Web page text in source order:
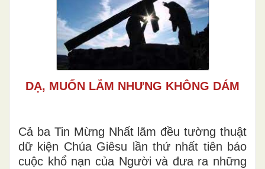
DẠ, MUỐN LẮM NHƯNG KHÔNG DÁM
Cả ba Tin Mừng Nhất lãm đều tường thuật
dữ kiện Chúa Giêsu lần thứ nhất tiên báo
cuộc khổ nạn của Người và đưa ra những